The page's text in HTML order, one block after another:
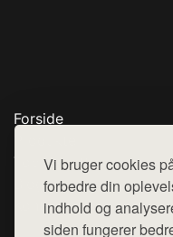
Vi bruger cookies
forbedre din
indhold og
siden fungerer
Forside
Top Rabatter
Blog
Kontakt